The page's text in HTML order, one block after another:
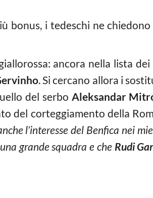
bonus, i tedeschi ne chiedono
ancora nella lista dei
. Si cercano allora i
del serbo Aleksandar
del corteggiamento della
l’interesse del Benfica nei
grande squadra e che Rudi